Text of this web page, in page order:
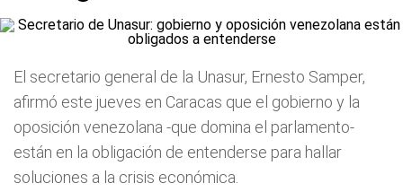
El secretario general de la Unasur, Ernesto Samper,
afirmó este jueves en Caracas que el gobierno y la
oposición venezolana -que domina el parlamento-
están en la obligación de entenderse para hallar
soluciones a la crisis económica.